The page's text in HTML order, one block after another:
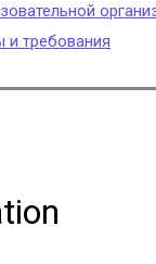
и требования